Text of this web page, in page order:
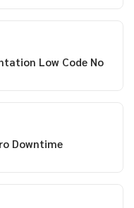
Low Code No
Downtime